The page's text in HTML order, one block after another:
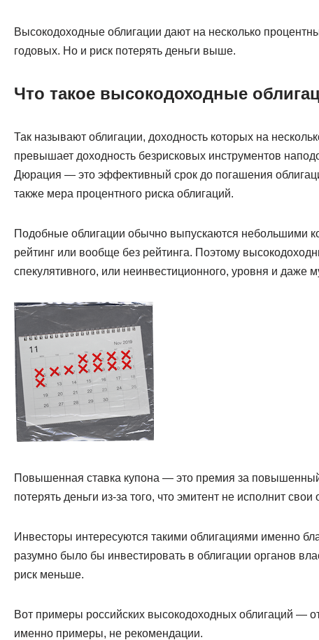
Высокодоходные облигации дают на несколько
годовых. Но и риск потерять деньги выше.
Что такое высокодоходные
Так называют облигации, доходность которых на
превышает доходность безрисковых инструментов
Дюрация — это эффективный срок до погашения
также мера процентного риска облигаций.
Подобные облигации обычно выпускаются небольшими
рейтинг или вообще без рейтинга. Поэтому
спекулятивного, или неинвестиционного, уровня и
Повышенная ставка купона — это премия за
потерять деньги из-за того, что эмитент не исполнит свои
Инвесторы интересуются такими облигациями именно
разумно было бы инвестировать в облигации органов
риск меньше.
Вот примеры российских высокодоходных облигаций —
именно примеры, не рекомендации.